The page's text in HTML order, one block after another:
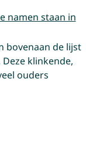
namen staan in
bovenaan de lijst
klinkende,
ouders